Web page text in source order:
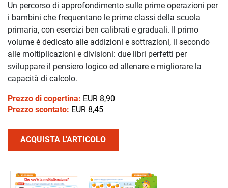
Un percorso di approfondimento sulle prime operazioni per
i bambini che frequentano le prime classi della scuola
primaria, con esercizi ben calibrati e graduali. Il primo
volume è dedicato alle addizioni e sottrazioni, il secondo
alle moltiplicazioni e divisioni: due libri perfetti per
sviluppare il pensiero logico ed allenare e migliorare la
capacità di calcolo.
Prezzo di copertina: EUR 8,90
Prezzo scontato: EUR 8,45
ACQUISTA L'ARTICOLO